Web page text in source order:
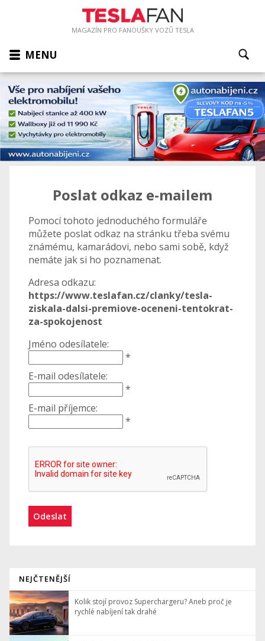
MAGAZÍN PRO FANOUŠKY VOZŮ TESLA
MENU
Poslat odkaz e-mailem
Pomocí tohoto jednoduchého formuláře
můžete poslat odkaz na stránku třeba svému
známému, kamarádovi, nebo sami sobě, když
nemáte jak si ho poznamenat.
Adresa odkazu:
https://www.teslafan.cz/clanky/tesla-
ziskala-dalsi-premiove-oceneni-tentokrat-
za-spokojenost
Jméno odesílatele:
*
E-mail odesílatele:
*
E-mail příjemce:
*
Odeslat
NEJČTENĚJŠÍ
Kolik stojí provoz Superchargeru? Aneb proč je
rychlé nabíjení tak drahé